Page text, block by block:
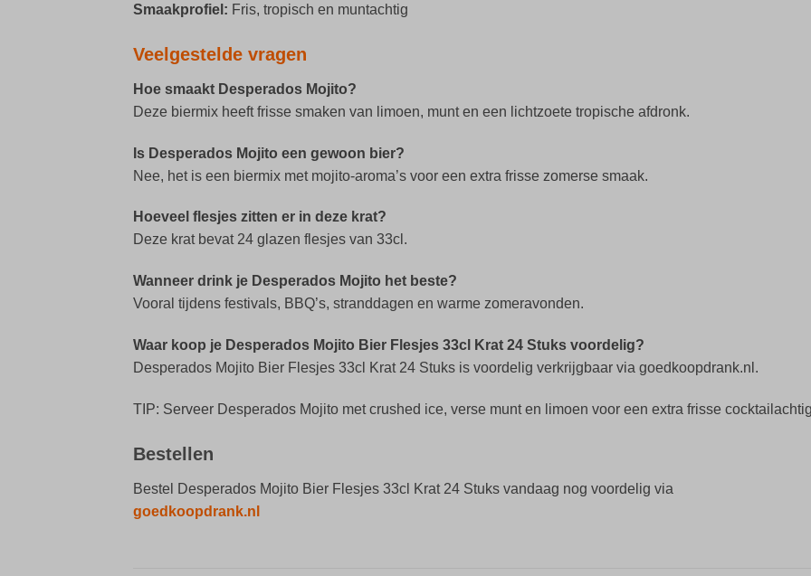
Smaakprofiel: Fris, tropisch en muntachtig
Veelgestelde vragen
Hoe smaakt Desperados Mojito?
Deze biermix heeft frisse smaken van limoen, munt en een lichtzoete tropische afdronk.
Is Desperados Mojito een gewoon bier?
Nee, het is een biermix met mojito-aroma’s voor een extra frisse zomerse smaak.
Hoeveel flesjes zitten er in deze krat?
Deze krat bevat 24 glazen flesjes van 33cl.
Wanneer drink je Desperados Mojito het beste?
Vooral tijdens festivals, BBQ’s, stranddagen en warme zomeravonden.
Waar koop je Desperados Mojito Bier Flesjes 33cl Krat 24 Stuks voordelig?
Desperados Mojito Bier Flesjes 33cl Krat 24 Stuks is voordelig verkrijgbaar via goedkoopdrank.nl.
TIP: Serveer Desperados Mojito met crushed ice, verse munt en limoen voor een extra frisse
Bestellen
Bestel Desperados Mojito Bier Flesjes 33cl Krat 24 Stuks vandaag nog voordelig via
goedkoopdrank.nl